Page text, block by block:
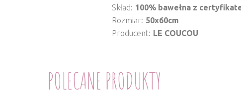
Skład
100% bawełna z
Rozmiar 50x60cm
Producent LE COUCOU
POLECANE PRODUKTY